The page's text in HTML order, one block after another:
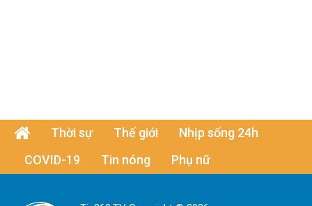
Thời sự Thế giới
Nhịp sống 24h
COVID-19
Tin nóng Phụ nữ